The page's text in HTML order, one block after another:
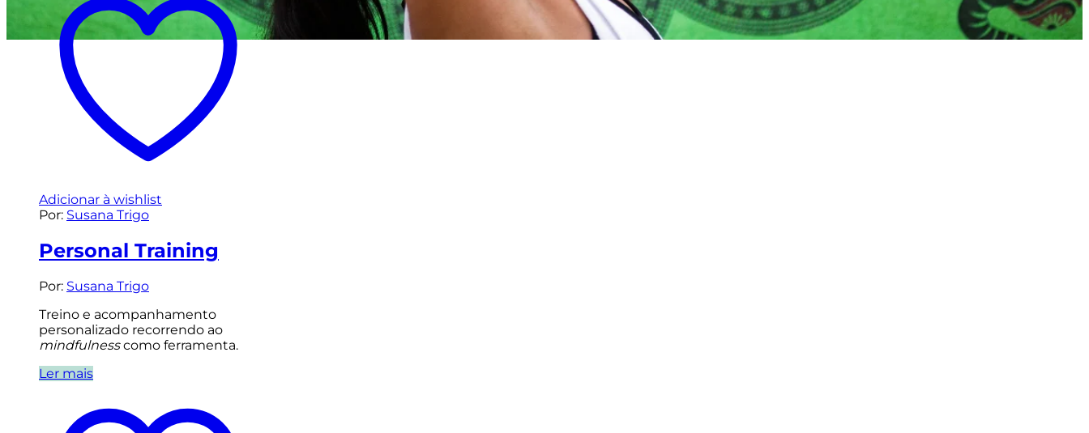
Adicionar à wishlist
Por: Susana Trigo
Personal Training
Por: Susana Trigo
Treino e acompanhamento
personalizado recorrendo ao
mindfulnesscomo ferramenta.
Ler mais